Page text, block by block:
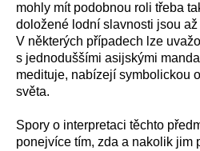
mohly mít podobnou roli třeba
doložené lodní slavnosti jsou
V některých případech lze
s jednoduššími asijskými
medituje, nabízejí symbolickou
světa.
Spory o interpretaci těchto
ponejvíce tím, zda a nakolik jim